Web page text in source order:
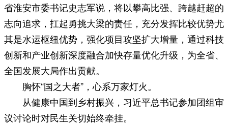
省淮安市委书记史志军说，将以攀高比强、跨越赶超的
志向追求，扛起勇挑大梁的责任，充分发挥比较优势尤
其是水运枢纽优势，强化项目攻坚扩大增量，通过科技
创新和产业创新深度融合加快存量优化升级，为全省、
全国发展大局作出贡献。
胸怀“国之大者”，心系万家灯火。
从健康中国到乡村振兴，习近平总书记参加团组审
议讨论时对民生关切始终牵挂。